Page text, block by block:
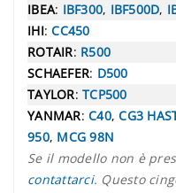
IBEA: IBF300, IBF500D,
IHI:CC450
ROTAIR: R500
SCHAEFER: D500
TAYLOR: TCP500
YANMAR: C40,CG3
950, MCG 98N
Se il modello non è
contattarci. Questo